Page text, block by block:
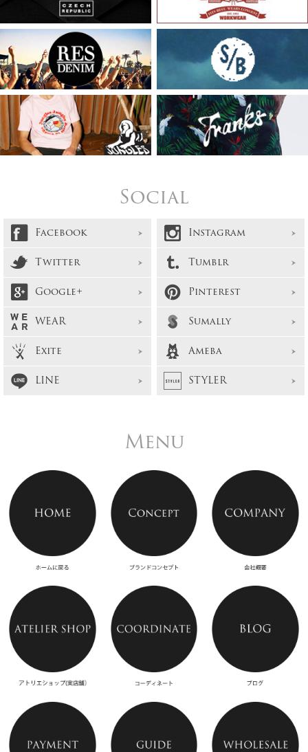
Social
Facebook
Instagram
Twitter
Tumblr
Google+
Pinterest
WEAR
Sumally
Exite
Ameba
LINE
STYLER
Menu